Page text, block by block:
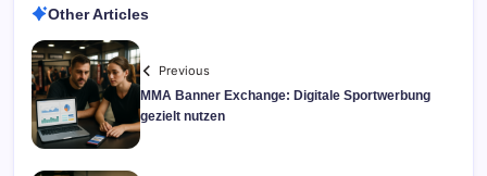
Other Articles
Previous
MMA Banner Exchange: Digitale Sportwerbung
gezielt nutzen